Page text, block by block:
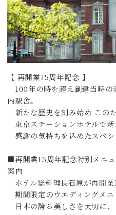
【 再開業15周年記念 】
100年の時を超え創建当時の
内駅舎。
新たな歴史を刻み始め この
東京ステーションホテルで
感謝の気持ちを込めたスペシ
■再開業15周年記念特別メニ
案内
ホテル総料理長石原が再開
期間限定のウエディングメ
日本の誇る美しさを大切に、